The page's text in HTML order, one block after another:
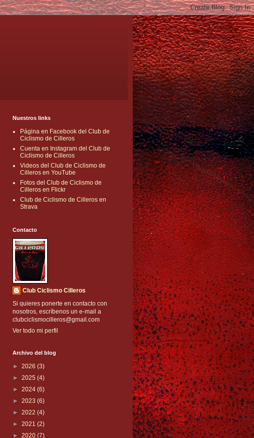
Nuestros links
Página en Facebook del Club de
Ciclismo de Cilleros
Cuenta en Instagram del Club de
Ciclismo de Cilleros
Videos del Club de Ciclismo de
Cilleros en YouTube
Fotos del Club de Ciclismo de
Cilleros en Flickr
Club de Ciclismo de Cilleros en
Strava
Contacto
Club Ciclismo Cilleros
Si quieres ponerte en contacto con
nosotros, escríbenos un e-mail a
clubciclismocilleros@gmail.com
Ver todo mi perfil
Archivo del blog
► 2026 (3)
► 2025 (4)
► 2024 (6)
► 2023 (6)
► 2022 (4)
► 2021 (2)
► 2020 (7)